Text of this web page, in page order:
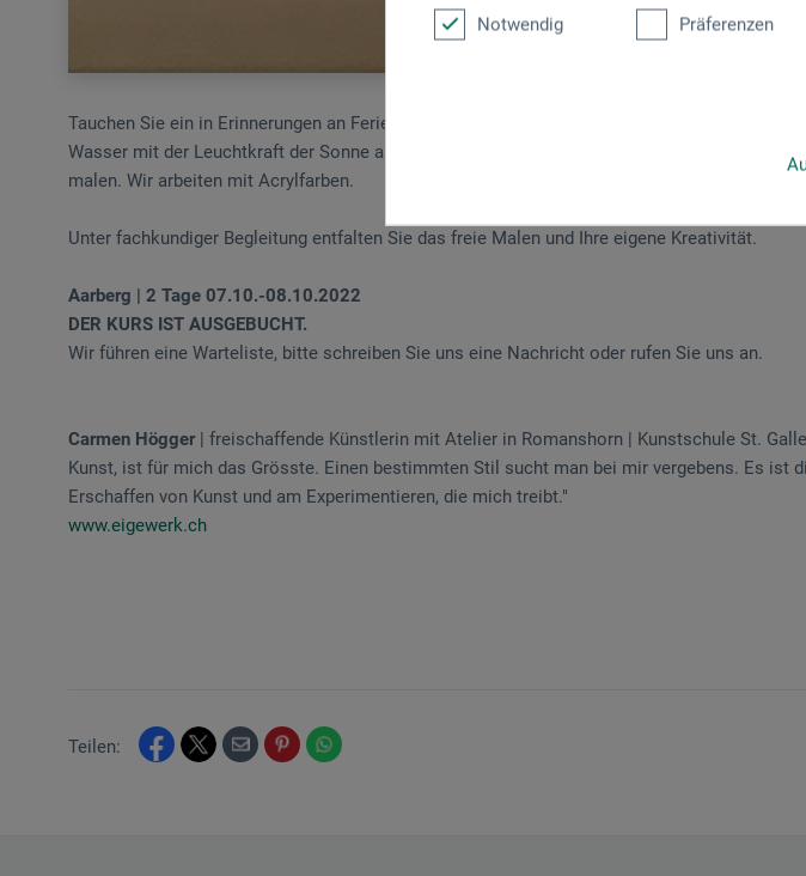
Notwendig Präferenzen
Tauchen Sie ein in Erinnerungen an Ferien am Meer und halten Sie diese auf Leinwand fest.
Wasser mit der Leuchtkraft der Sonne am Horizont und Wolkengebilde am Himmel mittels
malen. Wir arbeiten mit Acrylfarben.
Unter fachkundiger Begleitung entfalten Sie das freie Malen und Ihre eigene Kreativität.
Aarberg | 2 Tage 07.10.-08.10.2022
DER KURS IST AUSGEBUCHT.
Wir führen eine Warteliste, bitte schreiben Sie uns eine Nachricht oder rufen Sie uns an.
Carmen Högger| freischaffende Künstlerin mit Atelier in Romanshorn | Kunstschule St.
Kunst, ist für mich das Grösste. Einen bestimmten Stil sucht man bei mir vergebens. Es ist
Erschaffen von Kunst und am Experimentieren, die mich treibt."
www.eigewerk.ch
Teilen: